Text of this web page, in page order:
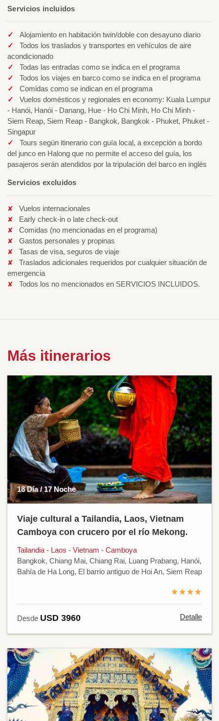
Servicios incluidos
Alojamiento en habitación twin/doble con desayuno diario
Todos los traslados y transportes en vehículos de aire
acondicionado
Todas las entradas como se indica en el programa
Todos los viajes en barco como se indica en el programa
Comidas como se indican en el programa
Vuelos domésticos y regionales en economy: Kuala Lumpur
- Hanói, Hanói - Danang, Hue - Ho Chi Minh, Ho Chi Minh -
Siem Reap, Siem Reap - Bangkok, Bangkok - Phuket, Phuket -
Singapur
Tours según itinerario con guía local, a excepción a bordo
del junco en Halong que no permite el acceso del guía, los
pasajeros serán atendidos por la tripulación del barco en inglés
Servicios excluidos
Vuelos internacionales
Early check-in o late check-out
Comidas (no mencionadas en el programa)
Gastos personales y propinas
Tasas de visa, seguros de viaje
Traslados adicionales requeridos por cualquier situación de
emergencia
Todos los no mencionados en SERVICIOS INCLUIDOS.
Más itinerarios
18 Día / 17 Noche
Viaje cultural a Tailandia, Laos, Vietnam
Camboya con crucero por el río Mekong.
Tailandia - Laos - Vietnam - Camboya
Bangkok, Chiang Mai, Chiang Rai, Luang Prabang, Hanói,
Bahía de Ha Long, El barrio antiguo de Hoi An, Siem Reap
★★★★
Desde USD 3960 Detalle